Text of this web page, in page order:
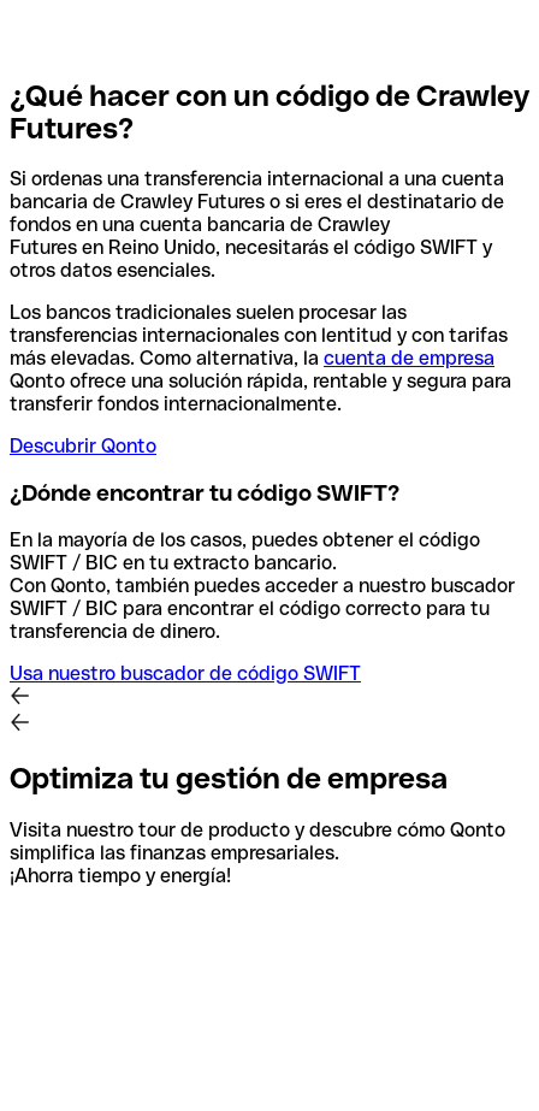
¿Qué hacer con un código de Crawley
Futures?
Si ordenas una transferencia internacional a una cuenta
bancaria de Crawley Futures o si eres el destinatario de
fondos en una cuenta bancaria de Crawley
Futures en Reino Unido, necesitarás el código SWIFT y
otros datos esenciales.
Los bancos tradicionales suelen procesar las
transferencias internacionales con lentitud y con tarifas
más elevadas. Como alternativa, la cuenta de empresa
Qonto ofrece una solución rápida, rentable y segura para
transferir fondos internacionalmente.
Descubrir Qonto
¿Dónde encontrar tu código SWIFT?
En la mayoría de los casos, puedes obtener el código
SWIFT / BIC en tu extracto bancario.
Con Qonto, también puedes acceder a nuestro buscador
SWIFT / BIC para encontrar el código correcto para tu
transferencia de dinero.
Usa nuestro buscador de código SWIFT
Optimiza tu gestión de empresa
Visita nuestro tour de producto y descubre cómo Qonto
simplifica las finanzas empresariales.
¡Ahorra tiempo y energía!